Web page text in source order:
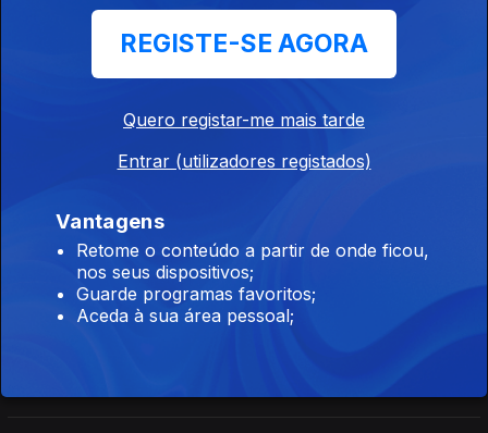
O ativismo digital em Hong Kong. Com Pedro
O uso indevido do gás lacrimogéneo. Com
Pedro Neto, diretor da Amnistia Internacional
REGISTE-SE AGORA
Quero registar-me mais tarde
Entrar (utilizadores registados)
Vantagens
Retome o conteúdo a partir de onde ficou,
nos seus dispositivos;
Guarde programas favoritos;
Aceda à sua área pessoal;